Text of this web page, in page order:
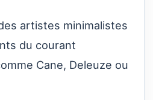
artistes minimalistes
du courant
Cane, Deleuze ou